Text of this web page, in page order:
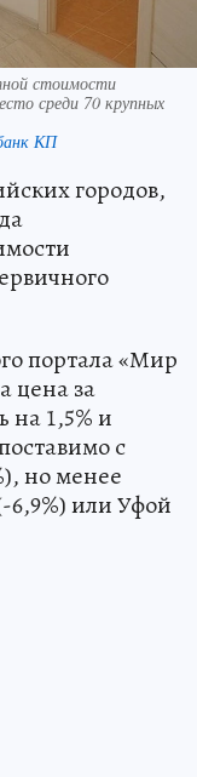
стоимости
среди 70 крупных
КП
городов,
портала «Мир
цена за
на 1,5% и
с
но менее
6,9%) или Уфой